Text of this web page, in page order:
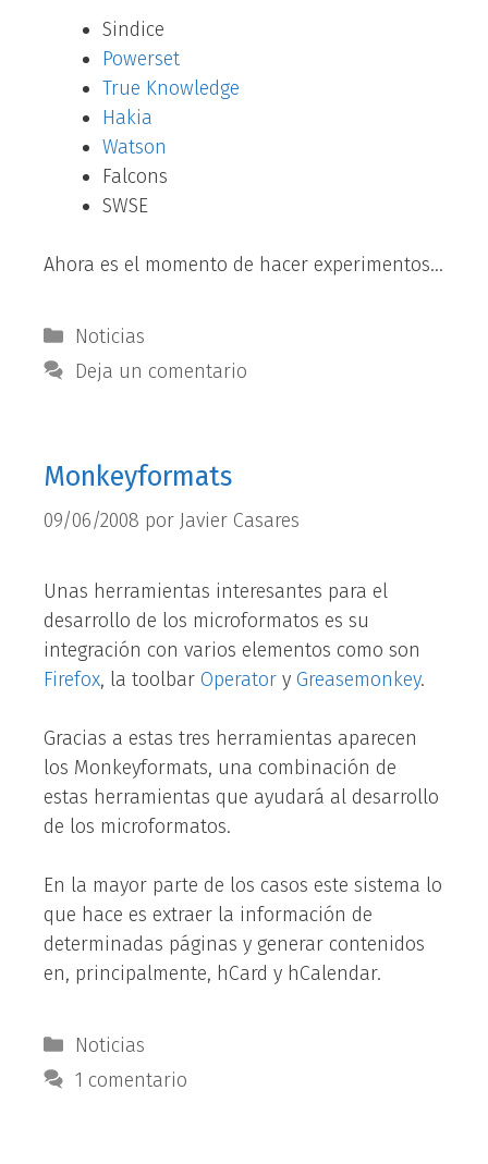
Sindice
Powerset
True Knowledge
Hakia
Watson
Falcons
SWSE
Ahora es el momento de hacer experimentos…
Categorías
Noticias
Deja un comentario
Monkeyformats
09/06/2008 por Javier Casares
Unas herramientas interesantes para el
desarrollo de los microformatos es su
integración con varios elementos como son
Firefox, la toolbar Operator y Greasemonkey.
Gracias a estas tres herramientas aparecen
los Monkeyformats, una combinación de
estas herramientas que ayudará al desarrollo
de los microformatos.
En la mayor parte de los casos este sistema lo
que hace es extraer la información de
determinadas páginas y generar contenidos
en, principalmente, hCard y hCalendar.
Categorías
Noticias
1 comentario